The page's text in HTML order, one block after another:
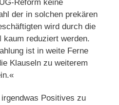
Reform keine
der in solchen prekären
wird durch die
kaum reduziert werden.
ist in weite Ferne
Klauseln zu weiterem
Positives zu